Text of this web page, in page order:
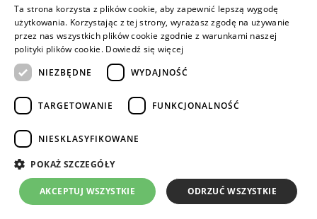
Materia organiczna w glebie ulega ciągłym przemianom
mineralizacji i humifikacji. Szybkość tych procesów
zależy od m.in.: dostępu tlenu, temperatury, składu
chemicznego wprowadzonych do gleby substancji
organicznych.
Copyrights © 2024 Intermag
Ta strona korzysta z plików cookie, aby zapewnić lepszą wygodę
użytkowania. Korzystając z tej strony, wyrażasz zgodę na używanie
przez nas wszystkich plików cookie zgodnie z warunkami naszej
polityki plików cookie. Dowiedź się więcej
NIEZBĘDNE
WYDAJNOŚĆ
TARGETOWANIE FUNKCJONALNOŚĆ
NIESKLASYFIKOWANE
POKAŻ SZCZEGÓŁY
AKCEPTUJ WSZYSTKIE ODRZUĆ WSZYSTKIE